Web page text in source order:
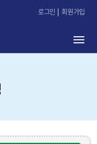
로그인 회원가입